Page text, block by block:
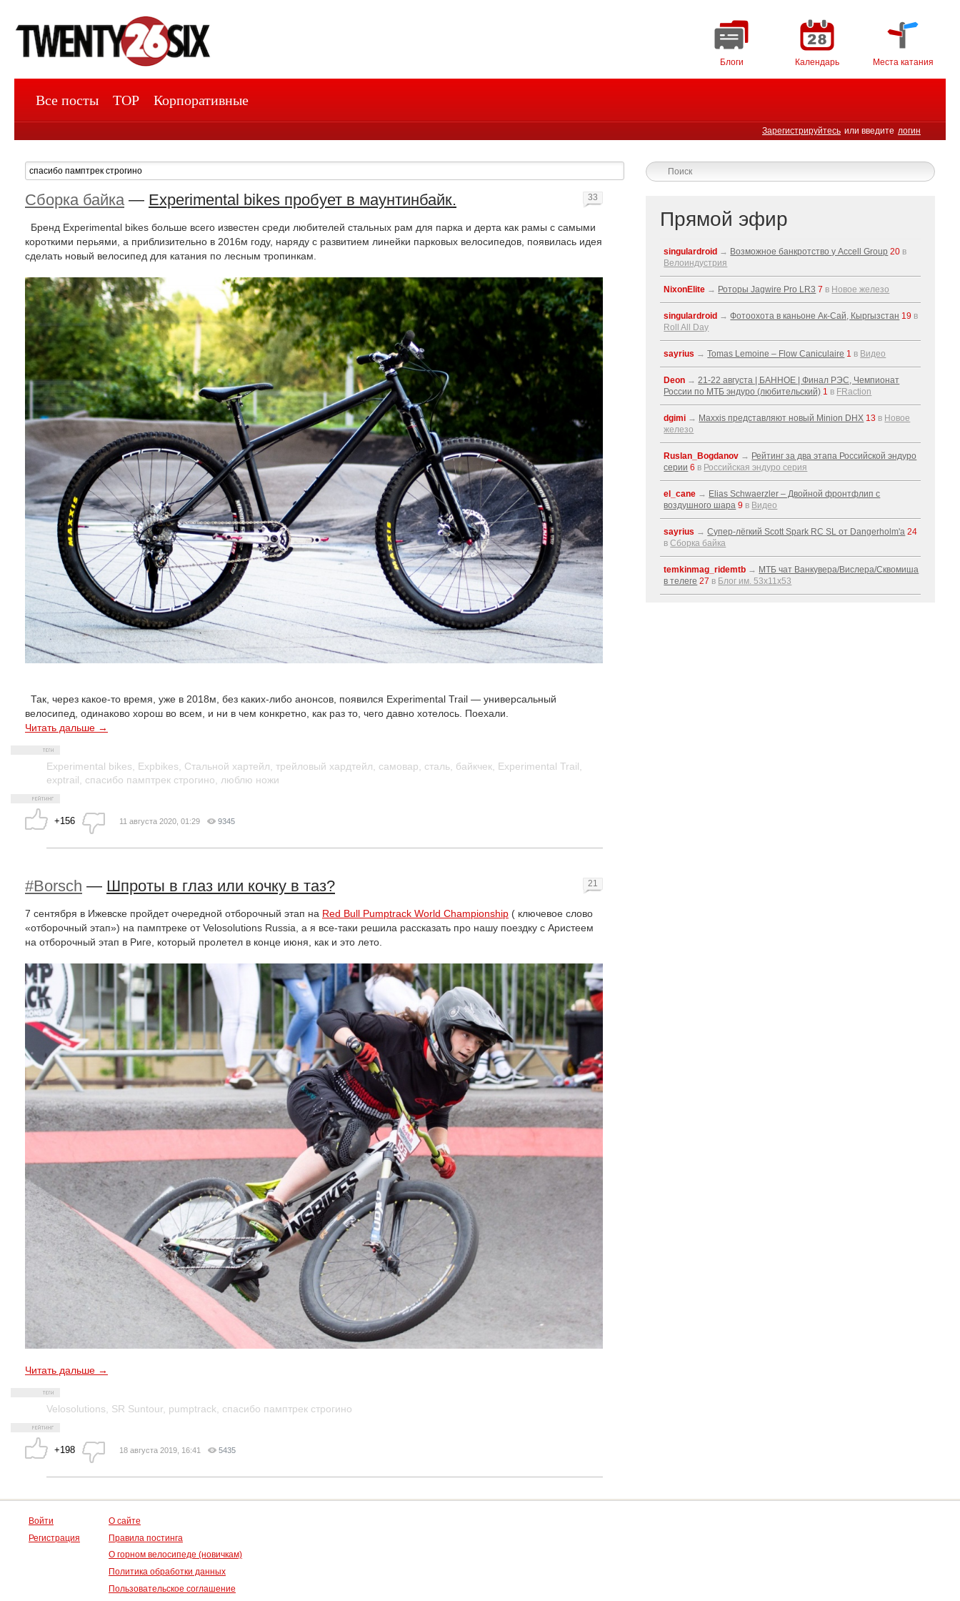
Блоги Календарь Места катания
Зарегистрируйтесь или введите логин
Все посты TOP Корпоративные
Сборка байка— Experimental bikes пробует в маунтинбайк.
Бренд Experimental bikes больше всего известен среди любителей стальных рам для парка и дерта как рамы с самыми
короткими перьями, а приблизительно в 2016м году, наряду с развитием линейки парковых велосипедов, появилась идея
сделать новый велосипед для катания по лесным тропинкам.
Так, через какое-то время, уже в 2018м, без каких-либо анонсов, появился Experimental Trail — универсальный
велосипед, одинаково хорош во всем, и ни в чем конкретно, как раз то, чего давно хотелось. Поехали.
Читать дальше →
Experimental bikes Expbikes Стальной хартейл трейловый хардтейл самовар сталь байкчек Experimental Trail
exptrail
спасибо памптрек строгино люблю ножи
+156
33
11 августа 2020, 01:29 9345
#Borsch — Шпроты в глаз или кочку в таз?
7 сентября в Ижевске пройдет очередной отборочный этап на Red Bull Pumptrack World Championship ( ключевое слово
«отборочный этап») на памптреке от Velosolutions Russia, а я все-таки решила рассказать про нашу поездку с Аристеем
на отборочный этап в Риге, который пролетел в конце июня, как и это лето.
Читать дальше →
Velosolutions SR Suntour pumptrack спасибо памптрек строгино
+198
21
18 августа 2019, 16:41 5435
Прямой эфир
singulardroid → Возможное банкротство у Accell Group 20 в
Велоиндустрия
NixonElite → Роторы Jagwire Pro LR3 7 в Новое железо
singulardroid →Фотоохота в каньоне Ак-Cай, Кыргызстан 19 в
Roll All Day
sayrius →Tomas Lemoine – Flow Caniculaire 1 в Видео
Deon →21-22 августа | БАННОЕ | Финал РЭС, Чемпионат
России по МТБ эндуро (любительский) 1 в FRaction
dgimi → Maxxis представляют новый Minion DHX 13 в Новое
железо
Ruslan_Bogdanov → Рейтинг за два этапа Российской эндуро
серии 6 в Российская эндуро серия
el_cane → Elias Schwaerzler – Двойной фронтфлип с
воздушного шара 9 в Видео
sayrius →Супер-лёгкий Scott Spark RC SL от Dangerholm'a 24
вСборка байка
temkinmag_ridemtb → МТБ чат Ванкувера/Вислера/Сквомиша
в телеге 27 в Блог им. 53x11x53
Войти
Регистрация
О сайте
Правила постинга
О горном велосипеде (новичкам)
Политика обработки данных
Пользовательское соглашение